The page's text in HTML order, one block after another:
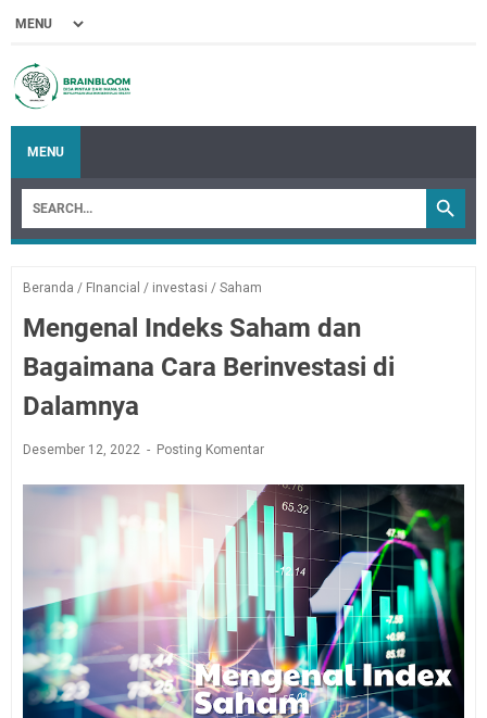
MENU
Beranda / FInancial / investasi / Saham
Mengenal Indeks Saham dan
Bagaimana Cara Berinvestasi di
Dalamnya
Desember 12, 2022 Posting Komentar